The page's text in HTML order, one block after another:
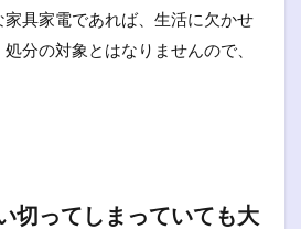
具家電であれば、生活に欠かせ
分の対象とはなりませんので、
切ってしまっていても大